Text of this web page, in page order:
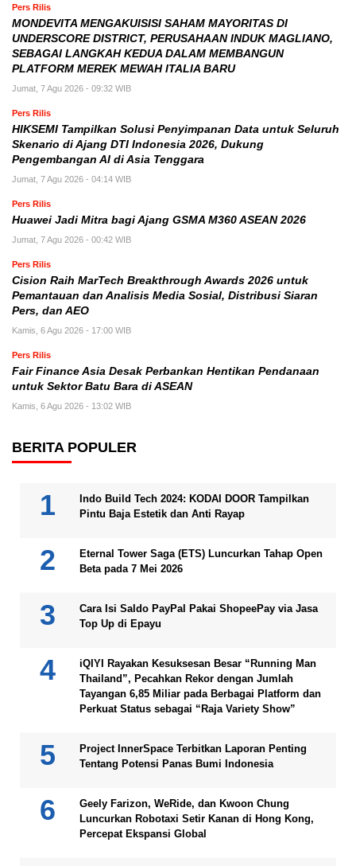
Pers Rilis
MONDEVITA MENGAKUISISI SAHAM MAYORITAS DI
UNDERSCORE DISTRICT, PERUSAHAAN INDUK MAGLIANO,
SEBAGAI LANGKAH KEDUA DALAM MEMBANGUN
PLATFORM MEREK MEWAH ITALIA BARU
Jumat, 7 Agu 2026 - 09:32 WIB
Pers Rilis
HIKSEMI Tampilkan Solusi Penyimpanan Data untuk Seluruh
Skenario di Ajang DTI Indonesia 2026, Dukung
Pengembangan AI di Asia Tenggara
Jumat, 7 Agu 2026 - 04:14 WIB
Pers Rilis
Huawei Jadi Mitra bagi Ajang GSMA M360 ASEAN 2026
Jumat, 7 Agu 2026 - 00:42 WIB
Pers Rilis
Cision Raih MarTech Breakthrough Awards 2026 untuk
Pemantauan dan Analisis Media Sosial, Distribusi Siaran
Pers, dan AEO
Kamis, 6 Agu 2026 - 17:00 WIB
Pers Rilis
Fair Finance Asia Desak Perbankan Hentikan Pendanaan
untuk Sektor Batu Bara di ASEAN
Kamis, 6 Agu 2026 - 13:02 WIB
BERITA POPULER
Indo Build Tech 2024: KODAI DOOR Tampilkan
Pintu Baja Estetik dan Anti Rayap
Eternal Tower Saga (ETS) Luncurkan Tahap Open
Beta pada 7 Mei 2026
Cara Isi Saldo PayPal Pakai ShopeePay via Jasa
Top Up di Epayu
iQIYI Rayakan Kesuksesan Besar “Running Man
Thailand”, Pecahkan Rekor dengan Jumlah
Tayangan 6,85 Miliar pada Berbagai Platform dan
Perkuat Status sebagai “Raja Variety Show”
Project InnerSpace Terbitkan Laporan Penting
Tentang Potensi Panas Bumi Indonesia
Geely Farizon, WeRide, dan Kwoon Chung
Luncurkan Robotaxi Setir Kanan di Hong Kong,
Percepat Ekspansi Global